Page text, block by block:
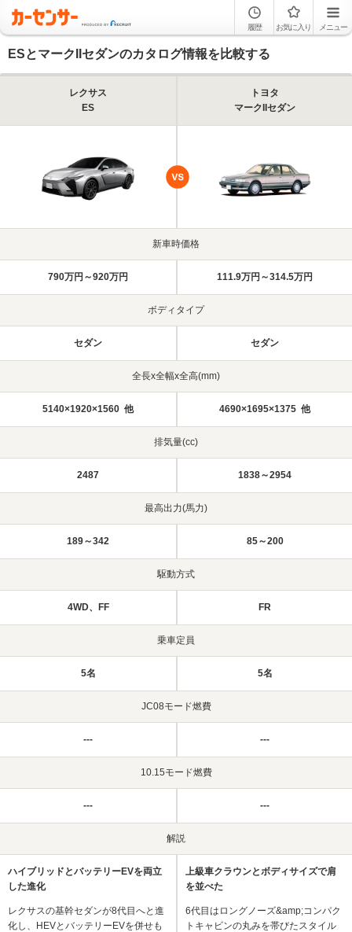
履歴 お気に入り メニュー
ESとマークIIセダンのカタログ情報を比較する
レクサス
ES
トヨタ
マークIIセダン
新車時価格
790万円～920万円 111.9万円～314.5万円
ボディタイプ
セダン セダン
全長x全幅x全高(mm)
5140×1920×1560 他 4690×1695×1375 他
排気量(cc)
2487 1838～2954
最高出力(馬力)
189～342 85～200
駆動方式
4WD、FF FR
乗車定員
5名 5名
JC08モード燃費
--- ---
10.15モード燃費
--- ---
解説
ハイブリッドとバッテリーEVを両立
した進化
レクサスの基幹セダンが8代目へと進
化し、HEVとバッテリーEVを併せも
上級車クラウンとボディサイズで肩
を並べた
6代目はロングノーズ&amp;コンパク
トキャビンの丸みを帯びたスタイル